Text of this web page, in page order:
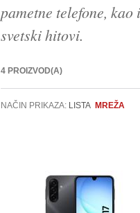
pametne telefone,
svetski hitovi.
4 PROIZVOD(A)
NAČIN PRIKAZA: LISTA MREŽA